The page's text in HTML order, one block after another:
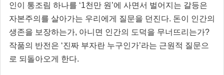
인이 통조림 하나를 ‘1천만 원’에 사면서 벌어지는 갈등은
자본주의를 살아가는 우리에게 질문을 던진다. 돈이 인간의
생존을 보장하는가, 아니면 인간의 도덕을 무너뜨리는가?
작품의 반전은 ‘진짜 부자란 누구인가’라는 근원적 질문으
로 되돌아오게 한다.